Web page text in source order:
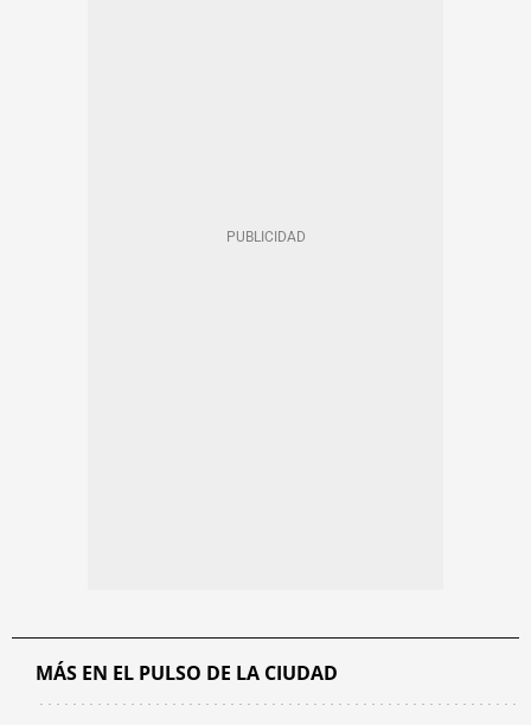
MÁS EN EL PULSO DE LA CIUDAD